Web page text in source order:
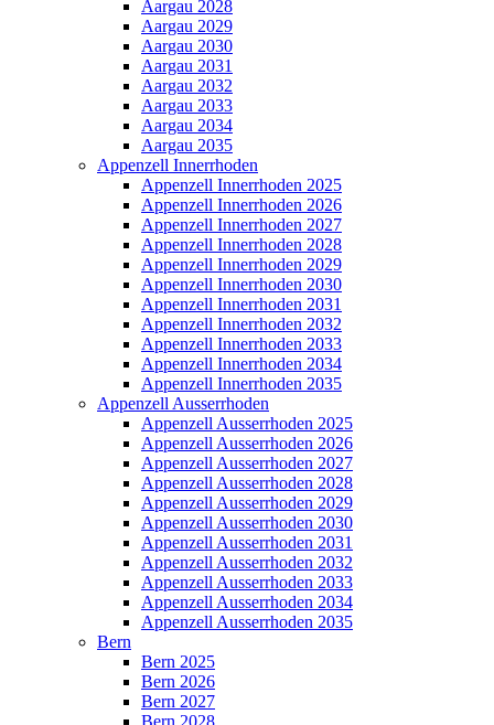
Aargau 2028
Aargau 2029
Aargau 2030
Aargau 2031
Aargau 2032
Aargau 2033
Aargau 2034
Aargau 2035
Appenzell Innerrhoden
Appenzell Innerrhoden 2025
Appenzell Innerrhoden 2026
Appenzell Innerrhoden 2027
Appenzell Innerrhoden 2028
Appenzell Innerrhoden 2029
Appenzell Innerrhoden 2030
Appenzell Innerrhoden 2031
Appenzell Innerrhoden 2032
Appenzell Innerrhoden 2033
Appenzell Innerrhoden 2034
Appenzell Innerrhoden 2035
Appenzell Ausserrhoden
Appenzell Ausserrhoden 2025
Appenzell Ausserrhoden 2026
Appenzell Ausserrhoden 2027
Appenzell Ausserrhoden 2028
Appenzell Ausserrhoden 2029
Appenzell Ausserrhoden 2030
Appenzell Ausserrhoden 2031
Appenzell Ausserrhoden 2032
Appenzell Ausserrhoden 2033
Appenzell Ausserrhoden 2034
Appenzell Ausserrhoden 2035
Bern
Bern 2025
Bern 2026
Bern 2027